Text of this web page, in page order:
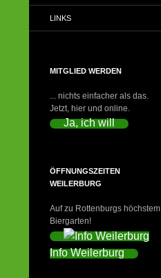
LINKS
MITGLIED WERDEN
... nichts einfacher als das.
Jetzt, hier und online.
Ja, ich will
ÖFFNUNGSZEITEN
WEILERBURG
Auf zu Rottenburgs höchstem
Biergarten!
Info Weilerburg